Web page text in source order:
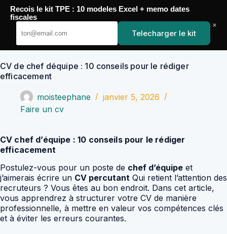
Passer
contenu
YoupiJobs
CV de chef déquipe : 10 conseils pour le rédiger
efficacement
moisteephane
janvier 5, 2026
Faire un cv
CV chef d’équipe : 10 conseils pour le rédiger
efficacement
Postulez-vous pour un poste de chef d’équipe et
j’aimerais écrire un CV percutant Qui retient l’attention des
recruteurs ? Vous êtes au bon endroit. Dans cet article,
vous apprendrez à structurer votre CV de manière
professionnelle, à mettre en valeur vos compétences clés
et à éviter les erreurs courantes.
Recois le kit TPE : 10 modeles Excel + memo dates
fiscales
Telecharger le kit
×